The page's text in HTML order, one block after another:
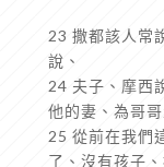
23 撒都該人常
說、
24 夫子、摩西
他的妻、為哥哥
25 從前在我們
了、沒有孩子